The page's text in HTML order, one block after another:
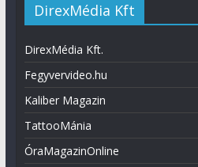
DirexMédia Kft
DirexMédia Kft.
Fegyvervideo.hu
Kaliber Magazin
TattooMánia
ÓraMagazinOnline